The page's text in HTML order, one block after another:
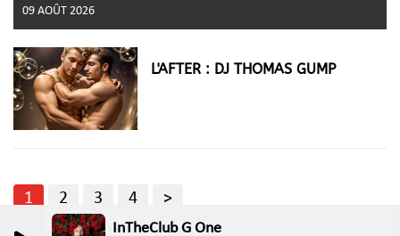
InTheClub G One
09 AOÛT 2026
L'AFTER : DJ THOMAS GUMP
1 2 3 4 >